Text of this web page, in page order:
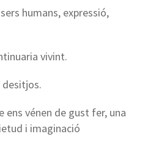
humans, expressió,
vivint.
desitjos.
ens vénen de gust fer, una
i imaginació